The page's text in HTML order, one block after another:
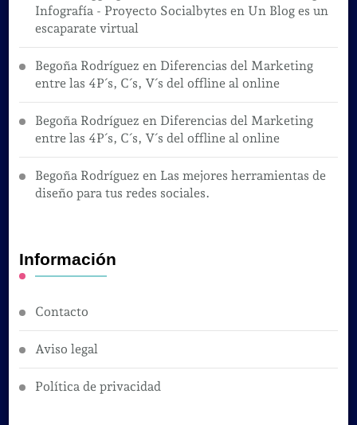
Infografía - Proyecto Socialbytes en Un Blog es un
escaparate virtual
Begoña Rodríguez en Diferencias del Marketing
entre las 4P´s, C´s, V´s del offline al online
Begoña Rodríguez en Diferencias del Marketing
entre las 4P´s, C´s, V´s del offline al online
Begoña Rodríguez en Las mejores herramientas de
diseño para tus redes sociales.
Información
Contacto
Aviso legal
Política de privacidad